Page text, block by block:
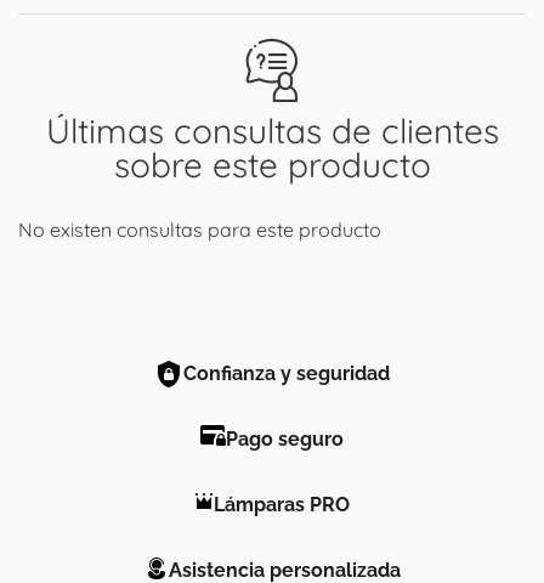
Últimas consultas de clientes
sobre este producto
No existen consultas para este producto
Confianza y seguridad
Pago seguro
Lámparas PRO
Asistencia personalizada